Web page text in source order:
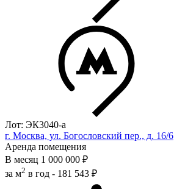
Лот: ЭК3040-a
г. Москва, ул. Богословский пер., д. 16/6
Аренда помещения
В месяц 1 000 000 ₽
за м2 в год - 181 543 ₽